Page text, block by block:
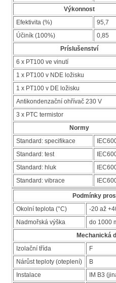
Výkonnost
Efektivita (%)
95,7
Účiník (100%)
0,85
Príslušenství
6 x PT100 ve vinutí
1 x PT100 v NDE ložisku
1 x PT100 v DE ložisku
Antikondenzační ohřívač 230 V
3 x PTC termistor
Normy
Standard: specifikace
Standard: test
Standard: hluk
Standard: vibrace
Podmínky
Okolní teplota (°C)
-20 až
Nadmořská výška
do 1000
Mechanická
Izolační třída
F
Nárůst teploty (oteplení)
B
Instalace
IM B3